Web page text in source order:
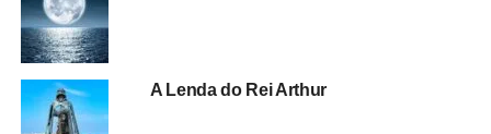
A Lenda do Rei Arthur